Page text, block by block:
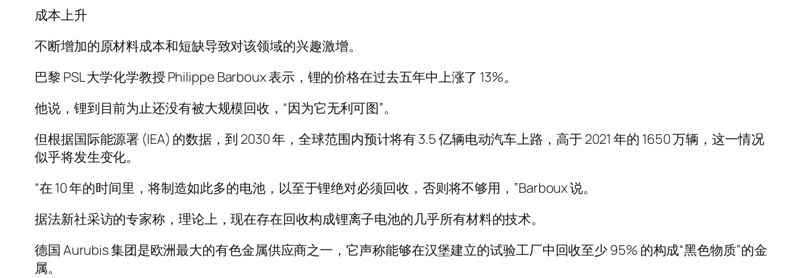
成本上升
不断增加的原材料成本和短缺导致对该领域的兴趣激增。
巴黎 PSL 大学化学教授 Philippe Barboux 表示，锂的价格在过去五年中上涨了 13%。
他说，锂到目前为止还没有被大规模回收，“因为它无利可图”。
但根据国际能源署 (IEA) 的数据，到 2030 年，全球范围内预计将有 3.5 亿辆电动汽车上路，高于 2021 年的 1650 万辆，这一情况
似乎将发生变化。
“在 10 年的时间里，将制造如此多的电池，以至于锂绝对必须回收，否则将不够用，”Barboux 说。
据法新社采访的专家称，理论上，现在存在回收构成锂离子电池的几乎所有材料的技术。
德国 Aurubis 集团是欧洲最大的有色金属供应商之一，它声称能够在汉堡建立的试验工厂中回收至少 95% 的构成“黑色物质”的金
属。